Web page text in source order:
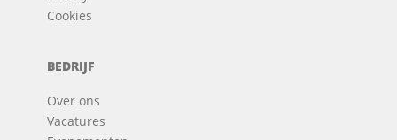
Cookies
BEDRIJF
Over ons
Vacatures